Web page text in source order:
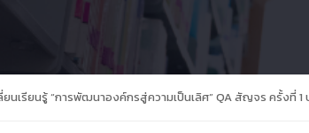
ยนเรียนรู้ “การพัฒนาองค์กรสู่ความเป็นเลิศ” QA สัญจร ครั้งที่ 1